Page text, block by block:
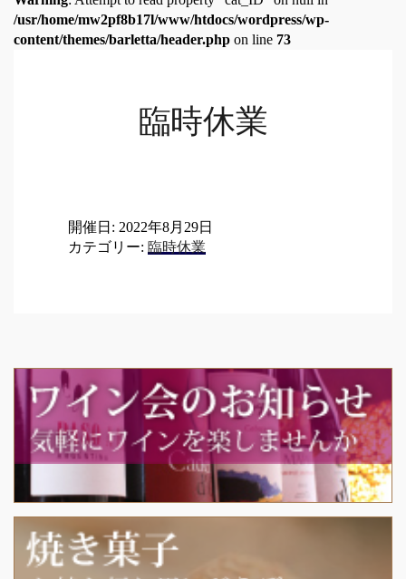
/usr/home/mw2pf8b17l/www/htdocs/wordpress/wp-
content/themes/barletta/header.php on line 73
臨時休業
開催日: 2022年8月29日
カテゴリー: 臨時休業
navigation